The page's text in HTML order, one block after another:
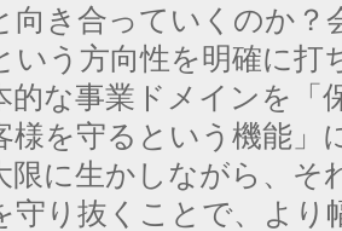
向き合っていくのか？
いう方向性を明確に打
的な事業ドメインを「
様を守るという機能」
限に生かしながら、そ
守り抜くことで、より